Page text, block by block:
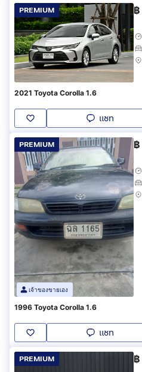
PREMIUM ฿
2021 Toyota Corolla 1.6
แชท
PREMIUM
เจ้าของขายเอง
฿
1996 Toyota Corolla 1.6
แชท
PREMIUM ฿